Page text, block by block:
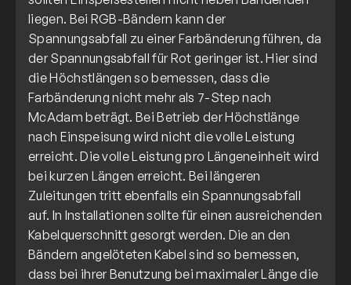
liegen. Bei RGB-Bändern kann der
Spannungsabfall zu einer Farbänderung führen, da
der Spannungsabfall für Rot geringer ist. Hier sind
die Höchstlängen so bemessen, dass die
Farbänderung nicht mehr als 7-Step nach
McAdam beträgt. Bei Betrieb der Höchstlänge
nach Einspeisung wird nicht die volle Leistung
erreicht. Die volle Leistung pro Längeneinheit wird
bei kurzen Längen erreicht. Bei längeren
Zuleitungen tritt ebenfalls ein Spannungsabfall
auf. In Installationen sollte für einen ausreichenden
Kabelquerschnitt gesorgt werden. Die an den
Bändern angelöteten Kabel sind so bemessen,
dass bei ihrer Benutzung bei maximaler Länge die